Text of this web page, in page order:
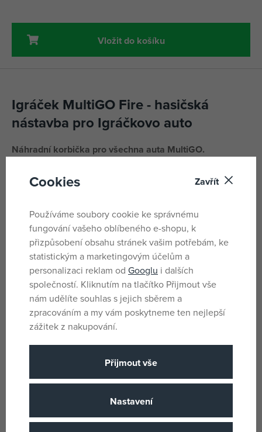
Vložit do košíku
Igráček MultiGO Fire - hasičská
nástavba pro Igráčkovo auto
Náhradní korbička pro všechna auta MultiGO.
Hasičská multikorbička obsahuje vyměnitelnou kartu
s hasičským vybavením.
Vhodné pro děti od 2 let.
Vyrobeno v České republice.
Parametry
Pohlaví Pro kluky
Barva
Cookies Zavřít
Používáme soubory cookie ke správnému
fungování vašeho oblíbeného e-shopu, k
přizpůsobení obsahu stránek vašim potřebám, ke
statistickým a marketingovým účelům a
personalizaci reklam od Googlu i dalších
společností. Kliknutím na tlačítko Přijmout vše
nám udělíte souhlas s jejich sběrem a
zpracováním a my vám poskytneme ten nejlepší
zážitek z nakupování.
Přijmout vše
Nastavení